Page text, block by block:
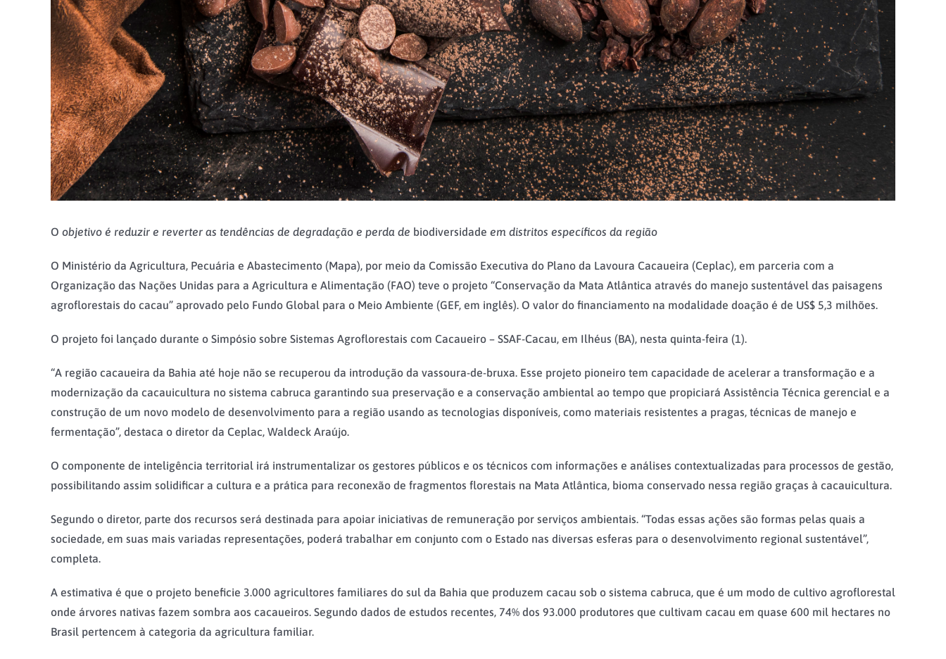
O objetivo é reduzir e reverter as tendências de degradação e perda de biodiversidade em distritos específicos da região
O Ministério da Agricultura, Pecuária e Abastecimento (Mapa), por meio da Comissão Executiva do Plano da Lavoura Cacaueira (Ceplac), em parceria com a
Organização das Nações Unidas para a Agricultura e Alimentação (FAO) teve o projeto “Conservação da Mata Atlântica através do manejo sustentável das paisagens
agroflorestais do cacau” aprovado pelo Fundo Global para o Meio Ambiente (GEF, em inglês). O valor do financiamento na modalidade doação é de US$ 5,3 milhões.
O projeto foi lançado durante o Simpósio sobre Sistemas Agroflorestais com Cacaueiro – SSAF-Cacau, em Ilhéus (BA), nesta quinta-feira (1).
“A região cacaueira da Bahia até hoje não se recuperou da introdução da vassoura-de-bruxa. Esse projeto pioneiro tem capacidade de acelerar a transformação e a
modernização da cacauicultura no sistema cabruca garantindo sua preservação e a conservação ambiental ao tempo que propiciará Assistência Técnica gerencial e a
construção de um novo modelo de desenvolvimento para a região usando as tecnologias disponíveis, como materiais resistentes a pragas, técnicas de manejo e
fermentação”, destaca o diretor da Ceplac, Waldeck Araújo.
O componente de inteligência territorial irá instrumentalizar os gestores públicos e os técnicos com informações e análises contextualizadas para processos de gestão,
possibilitando assim solidificar a cultura e a prática para reconexão de fragmentos florestais na Mata Atlântica, bioma conservado nessa região graças à cacauicultura.
Segundo o diretor, parte dos recursos será destinada para apoiar iniciativas de remuneração por serviços ambientais. “Todas essas ações são formas pelas quais a
sociedade, em suas mais variadas representações, poderá trabalhar em conjunto com o Estado nas diversas esferas para o desenvolvimento regional sustentável”,
completa.
A estimativa é que o projeto beneficie 3.000 agricultores familiares do sul da Bahia que produzem cacau sob o sistema cabruca, que é um modo de cultivo agroflorestal
onde árvores nativas fazem sombra aos cacaueiros. Segundo dados de estudos recentes, 74% dos 93.000 produtores que cultivam cacau em quase 600 mil hectares no
Brasil pertencem à categoria da agricultura familiar.